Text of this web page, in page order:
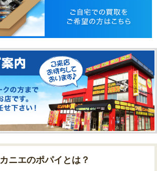
カニエのポパイとは？